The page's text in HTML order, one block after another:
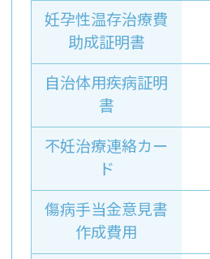
妊孕性温存治療費
助成証明書
自治体用疾病証明
書
不妊治療連絡カー
ド
傷病手当金意見書
作成費用